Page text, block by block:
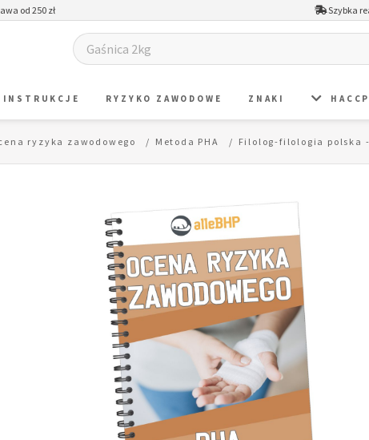
od 250 zł Szybka
INSTRUKCJE RYZYKO ZAWODOWE ZNAKI
ryzyka zawodowego Metoda PHA Filolog-filologia polska -